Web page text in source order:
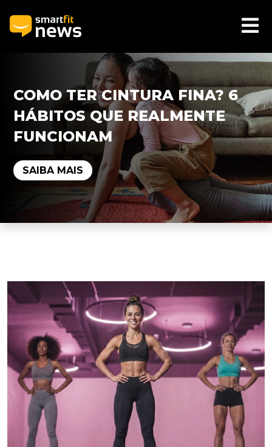
COMO TER CINTURA FINA? 6
HÁBITOS QUE REALMENTE
FUNCIONAM
SAIBA MAIS